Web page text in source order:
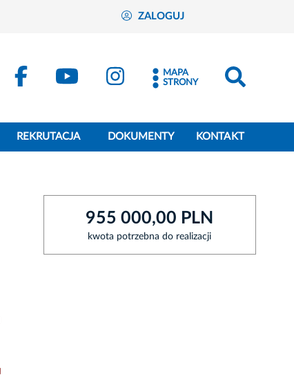
ZALOGUJ
MAPA
STRONY
REKRUTACJA DOKUMENTY KONTAKT
955 000,00 PLN
kwota potrzebna do realizacji